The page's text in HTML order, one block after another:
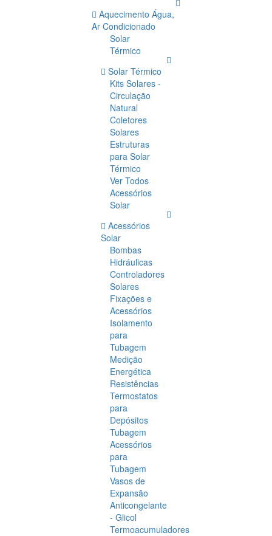
Aquecimento Água,
Ar Condicionado
Solar
Térmico
Solar Térmico
Kits Solares -
Circulação
Natural
Coletores
Solares
Estruturas
para Solar
Térmico
Ver Todos
Acessórios
Solar
Acessórios
Solar
Bombas
Hidráulicas
Controladores
Solares
Fixações e
Acessórios
Isolamento
para
Tubagem
Medição
Energética
Resistências
Termostatos
para
Depósitos
Tubagem
Acessórios
para
Tubagem
Vasos de
Expansão
Anticongelante
- Glicol
Termoacumuladores